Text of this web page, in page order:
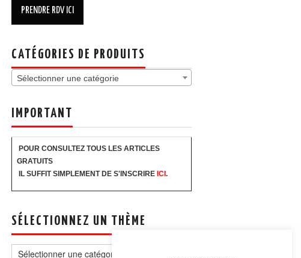
CATÉGORIES DE PRODUITS
Sélectionner une catégorie
IMPORTANT
POUR CONSULTEZ TOUS LES ARTICLES
GRATUITS
IL SUFFIT SIMPLEMENT DE S'INSCRIRE ICI .
SÉLECTIONNEZ UN THÈME
un